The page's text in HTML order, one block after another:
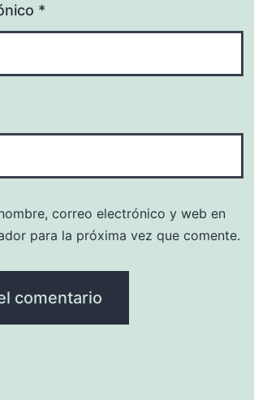
*
correo electrónico y web en
para la próxima vez que comente.